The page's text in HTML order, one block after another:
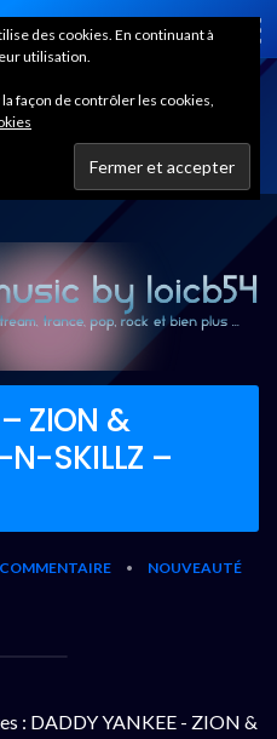
ZION &
N-SKILLZ –
•
NOUVEAUTÉ
: DADDY YANKEE - ZION &
des cookies. En continuant à
utilisation.
façon de contrôler les cookies,